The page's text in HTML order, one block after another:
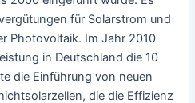
für Solarstrom und
Photovoltaik. Im Jahr 2010
in Deutschland die 10
die Einführung von neuen
die die Effizienz